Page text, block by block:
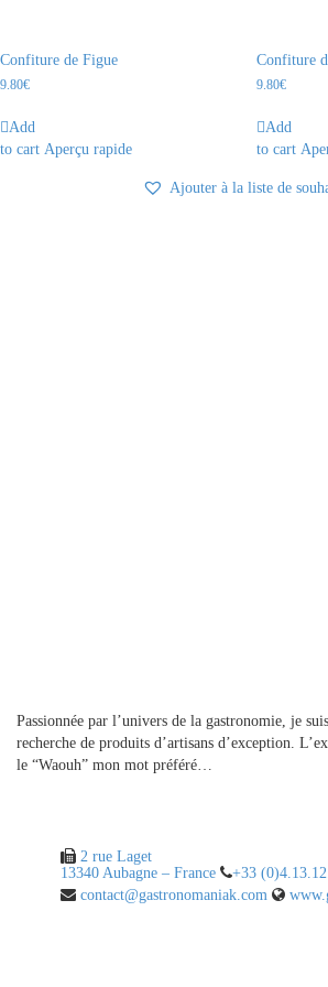
Confiture de Figue
9.80€
Add
to cart Aperçu rapide
Ajouter à la liste de
Confiture
9.80€
Add
to cart
Passionnée par l’univers de la gastronomie, je
recherche de produits d’artisans d’exception.
le “Waouh” mon mot préféré…
2 rue Laget
13340 Aubagne – France
+33
contact@gastronomaniak.com